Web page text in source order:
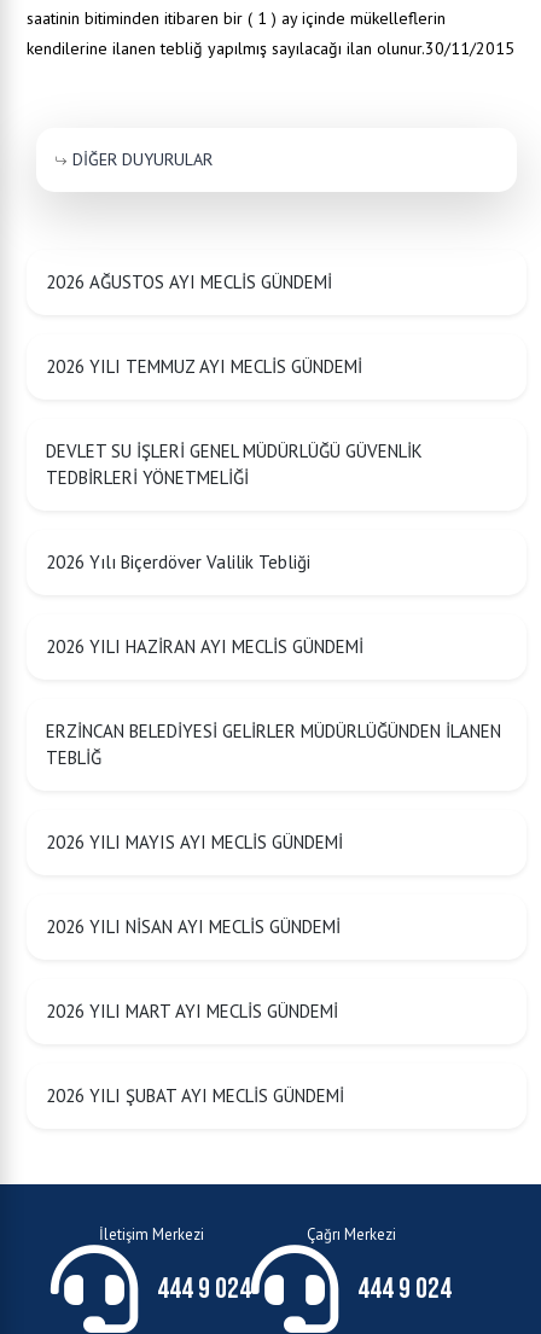
saatinin bitiminden itibaren bir ( 1 ) ay içinde mükelleflerin
kendilerine ilanen tebliğ yapılmış sayılacağı ilan olunur.30/11/2015
DİĞER DUYURULAR
2026 AĞUSTOS AYI MECLİS GÜNDEMİ
2026 YILI TEMMUZ AYI MECLİS GÜNDEMİ
DEVLET SU İŞLERİ GENEL MÜDÜRLÜĞÜ GÜVENLİK
TEDBİRLERİ YÖNETMELİĞİ
2026 Yılı Biçerdöver Valilik Tebliği
2026 YILI HAZİRAN AYI MECLİS GÜNDEMİ
ERZİNCAN BELEDİYESİ GELİRLER MÜDÜRLÜĞÜNDEN İLANEN
TEBLİĞ
2026 YILI MAYIS AYI MECLİS GÜNDEMİ
2026 YILI NİSAN AYI MECLİS GÜNDEMİ
2026 YILI MART AYI MECLİS GÜNDEMİ
2026 YILI ŞUBAT AYI MECLİS GÜNDEMİ
İletişim Merkezi
444 9 024
Çağrı Merkezi
444 9 024